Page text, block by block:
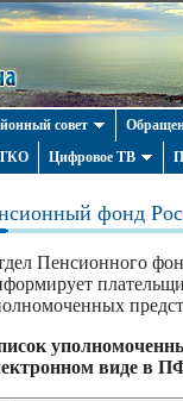
совет
ТКО Цифровое ТВ
фонд
Пенсионного
виде в